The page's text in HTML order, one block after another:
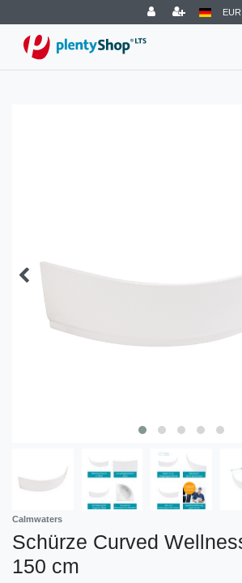
EUR
Calmwaters
Schürze Curved
150 cm